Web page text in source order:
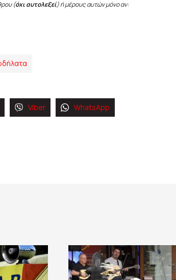
(όχι αυτολεξεί) ή μέρους αυτών μόνο αν:
Viber WhatsApp